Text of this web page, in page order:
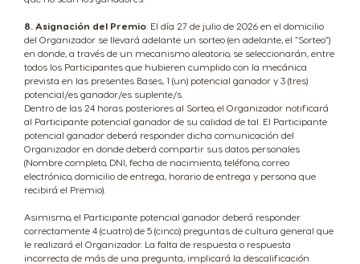
8. Asignación del Premio: El día 27 de julio de 2026 en el domicilio
del Organizador se llevará adelante un sorteo (en adelante, el “Sorteo”)
en donde, a través de un mecanismo aleatorio, se seleccionarán, entre
todos los Participantes que hubieren cumplido con la mecánica
prevista en las presentes Bases, 1 (un) potencial ganador y 3 (tres)
potencial/es ganador/es suplente/s.
Dentro de las 24 horas posteriores al Sorteo, el Organizador notificará
al Participante potencial ganador de su calidad de tal. El Participante
potencial ganador deberá responder dicha comunicación del
Organizador en donde deberá compartir sus datos personales
(Nombre completo, DNI, fecha de nacimiento, teléfono, correo
electrónico, domicilio de entrega, horario de entrega y persona que
recibirá el Premio).
Asimismo, el Participante potencial ganador deberá responder
correctamente 4 (cuatro) de 5 (cinco) preguntas de cultura general que
le realizará el Organizador. La falta de respuesta o respuesta
incorrecta de más de una pregunta, implicará la descalificación